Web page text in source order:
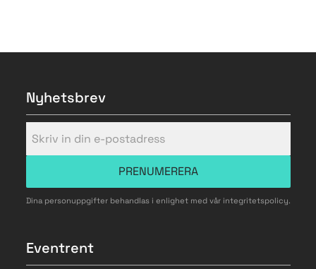
Nyhetsbrev
PRENUMERERA
Dina personuppgifter behandlas i enlighet med vår integritetspolicy.
Eventrent